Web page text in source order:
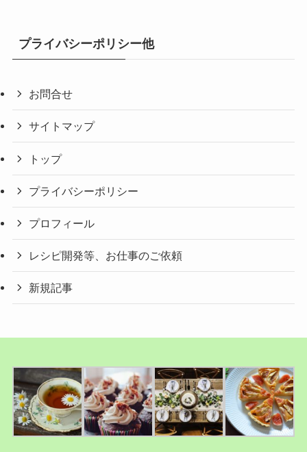
プライバシーポリシー他
お問合せ
サイトマップ
トップ
プライバシーポリシー
プロフィール
レシピ開発等、お仕事のご依頼
新規記事